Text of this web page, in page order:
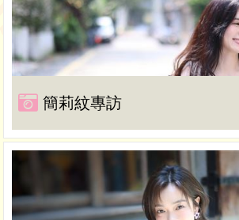
簡莉紋專訪